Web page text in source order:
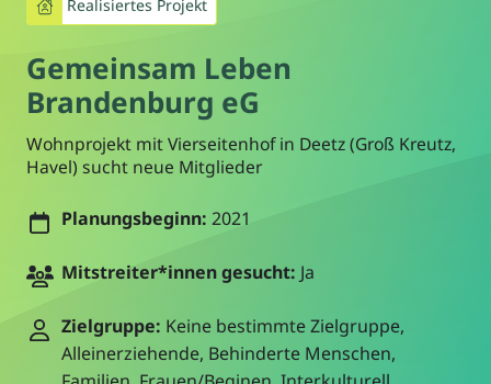
Realisiertes Projekt
Gemeinsam Leben
Brandenburg eG
Wohnprojekt mit Vierseitenhof in Deetz (Groß Kreutz,
Havel) sucht neue Mitglieder
Planungsbeginn: 2021
Mitstreiter*innen gesucht: Ja
Zielgruppe: Keine bestimmte Zielgruppe,
Alleinerziehende, Behinderte Menschen,